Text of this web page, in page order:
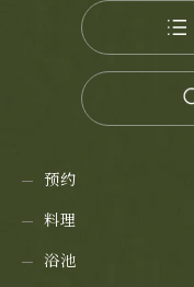
预约
料理
浴池